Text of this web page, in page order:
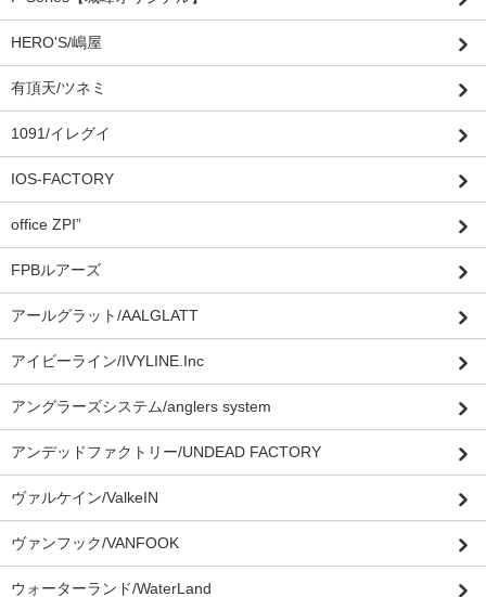
HERO'S/嶋屋
有頂天/ツネミ
1091/イレグイ
IOS-FACTORY
office ZPI”
FPBルアーズ
アールグラット/AALGLATT
アイビーライン/IVYLINE.Inc
アングラーズシステム/anglers system
アンデッドファクトリー/UNDEAD FACTORY
ヴァルケイン/ValkeIN
ヴァンフック/VANFOOK
ウォーターランド/WaterLand